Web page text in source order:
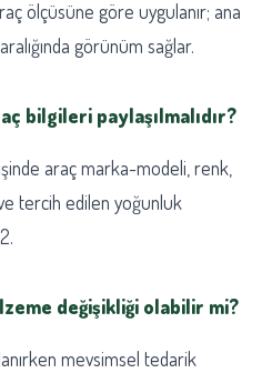
ölçüsüne göre uygulanır; ana
görünüm sağlar.
bilgileri paylaşılmalıdır?
araç marka-modeli, renk,
tercih edilen yoğunluk
değişikliği olabilir mi?
mevsimsel tedarik